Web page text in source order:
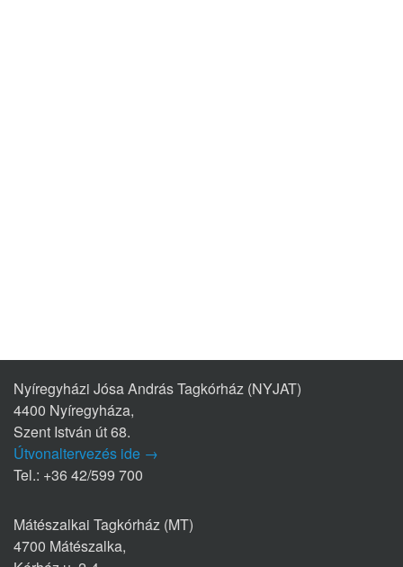
Nyíregyházi Jósa András Tagkórház (NYJAT)
4400 Nyíregyháza,
Szent István út 68.
Útvonaltervezés ide →
Tel.: +36 42/599 700
Mátészalkai Tagkórház (MT)
4700 Mátészalka,